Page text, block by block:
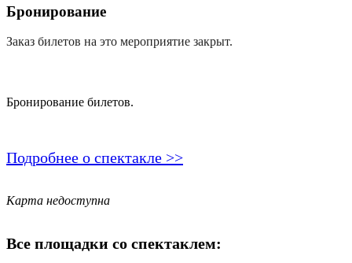
Бронирование
Заказ билетов на это мероприятие закрыт.
Бронирование билетов.
Подробнее о спектакле >>
Карта недоступна
Все площадки со спектаклем: